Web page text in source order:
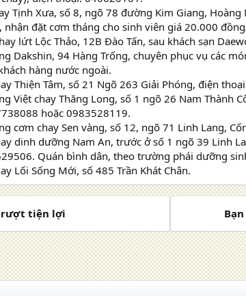
Tịnh Xưa, số 8, ngõ 78 đường Kim Giang,
nhận đặt cơm tháng cho sinh viên giá 20.000
lứt Lộc Thảo, 12B Đào Tấn, sau khách sạn
Dakshin, 94 Hàng Trống, chuyên phục vụ các
hàng nước ngoài.
Thiện Tâm, số 21 Ngõ 263 Giải Phóng, điện
Việt chay Thăng Long, số 1 ngõ 26 Nam Thành
hoặc 0983528119.
cơm chay Sen vàng, số 12, ngõ 71 Linh Lang,
dinh dưỡng Nam An, trước ở số 1 ngõ 39 Linh
Quán bình dân, theo trường phái dưỡng
Lối Sống Mới, số 485 Trần Khát Chân.
trượt tiện lợi